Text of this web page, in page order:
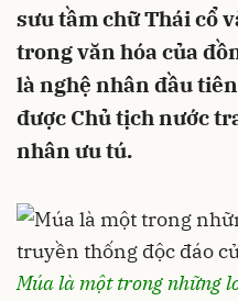
sưu tầm chữ Thái cổ
trong văn hóa của
là nghệ nhân đầu
được Chủ tịch nước
nhân ưu tú.
Múa là một trong những